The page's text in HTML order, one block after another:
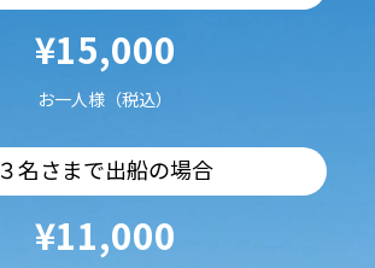
¥15,000
お一人様（税込）
３名さまで出船の場合
¥11,000